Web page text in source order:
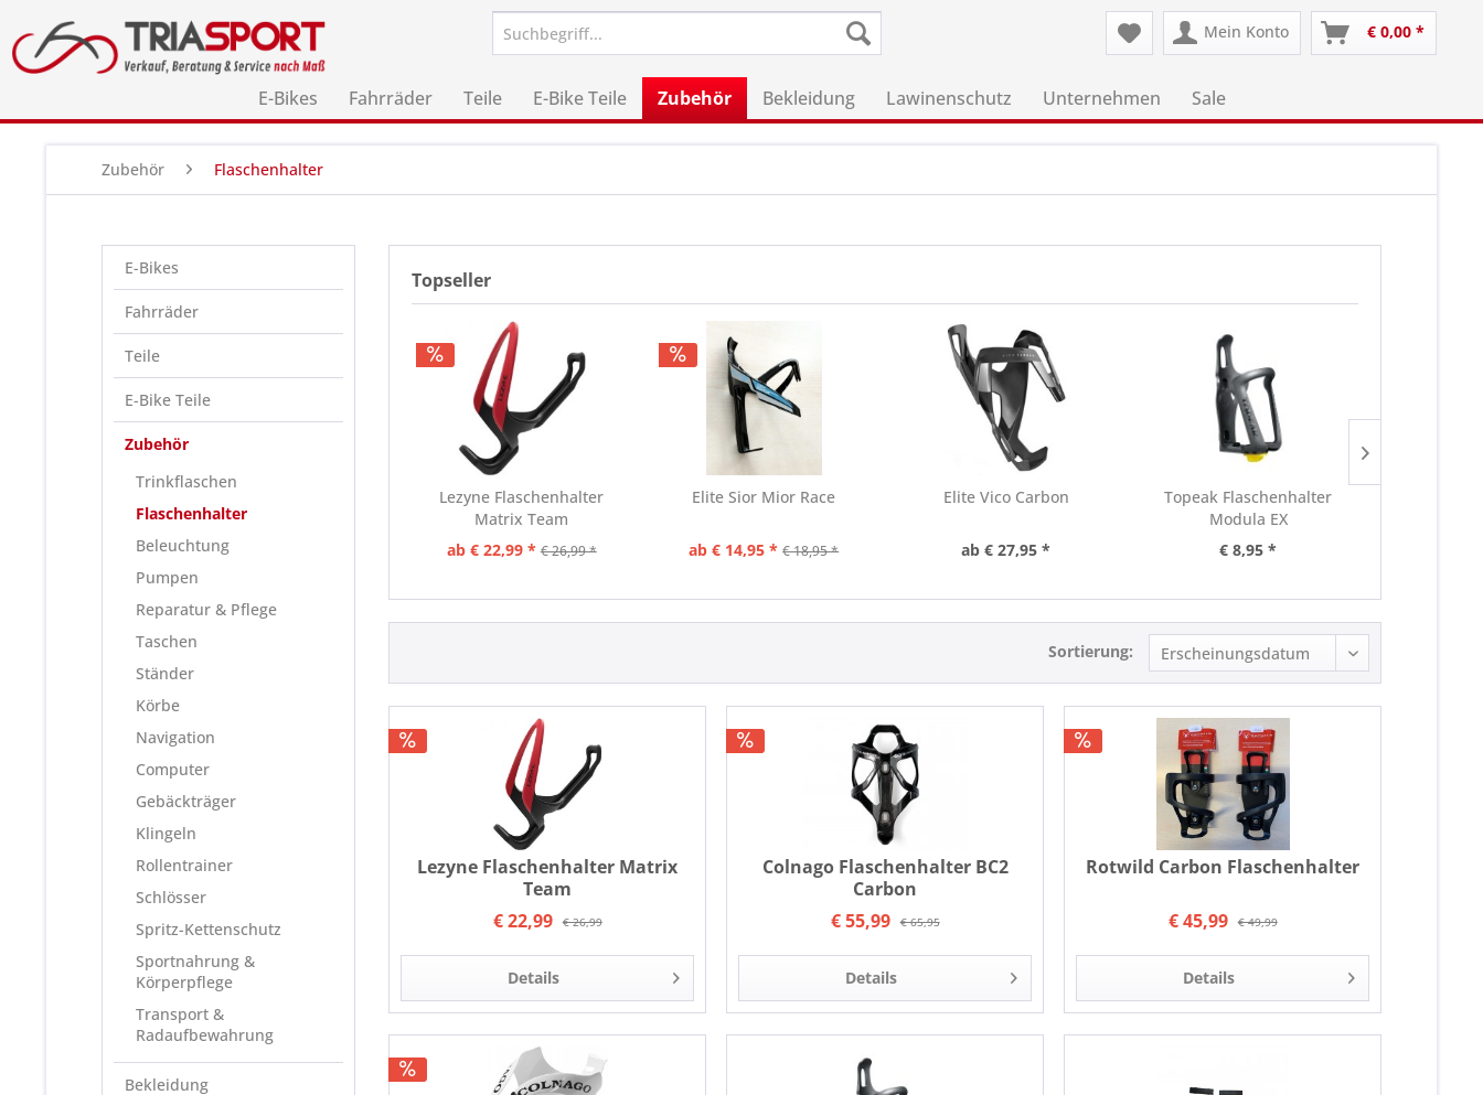
Mein Konto € 0,00 *
E-Bikes Fahrräder Teile E-Bike Teile Zubehör Bekleidung Lawinenschutz Unternehmen Sale
Zubehör Flaschenhalter
E-Bikes
Fahrräder
Teile
E-Bike Teile
Zubehör
Trinkflaschen
Flaschenhalter
Beleuchtung
Pumpen
Reparatur & Pflege
Taschen
Ständer
Körbe
Navigation
Computer
Gebäckträger
Klingeln
Rollentrainer
Schlösser
Spritz-Kettenschutz
Sportnahrung &
Körperpflege
Transport &
Radaufbewahrung
Bekleidung
Topseller
Lezyne Flaschenhalter
Matrix Team
ab € 22,99 * € 26,99 *
Elite Sior Mior Race
ab € 14,95 * € 18,95 *
Elite Vico Carbon
ab € 27,95 *
Topeak Flaschenhalter
Modula EX
€ 8,95 *
Sortierung:
Lezyne Flaschenhalter Matrix
Team
€ 22,99
€ 26,99
Details
Colnago Flaschenhalter BC2
Carbon
€ 55,99
€ 65,95
Details
Rotwild Carbon Flaschenhalter
€ 45,99 € 49,99
Details